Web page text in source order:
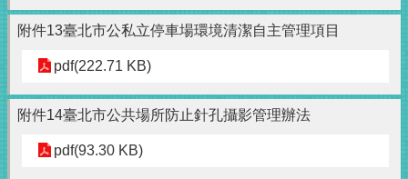
附件13臺北市公私立停車場環境清潔自主管理項目
pdf(222.71 KB)
附件14臺北市公共場所防止針孔攝影管理辦法
pdf(93.30 KB)